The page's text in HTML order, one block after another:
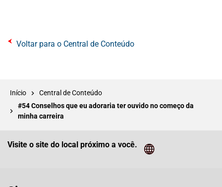
Voltar para o Central de Conteúdo
Início
Central de Conteúdo
#54 Conselhos que eu adoraria ter ouvido no começo da
minha carreira
Visite o site do local próximo a você.